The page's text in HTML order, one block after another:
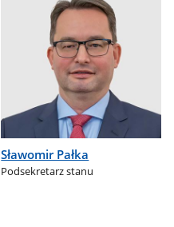
Sławomir Pałka
Podsekretarz stanu